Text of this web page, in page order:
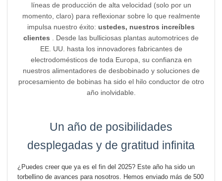
líneas de producción de alta velocidad (solo por un
momento, claro) para reflexionar sobre lo que realmente
impulsa nuestro éxito: ustedes, nuestros increíbles
clientes . Desde las bulliciosas plantas automotrices de
EE. UU. hasta los innovadores fabricantes de
electrodomésticos de toda Europa, su confianza en
nuestros alimentadores de desbobinado y soluciones de
procesamiento de bobinas ha sido el hilo conductor de otro
año inolvidable.
Un año de posibilidades
desplegadas y de gratitud infinita
¿Puedes creer que ya es el fin del 2025? Este año ha sido un
torbellino de avances para nosotros. Hemos enviado más de 500